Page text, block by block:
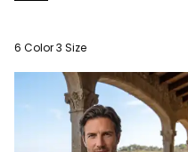
6 Color 3 Size